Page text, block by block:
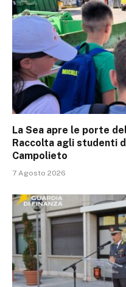
La Sea apre le porte
Raccolta agli studenti
Campolieto
7 Agosto 2026